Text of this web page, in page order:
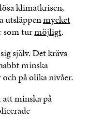
klimatkrisen,
utsläppenmycket
som turmöjligt.
själv. Det krävs
minska
på olika nivåer.
minska på